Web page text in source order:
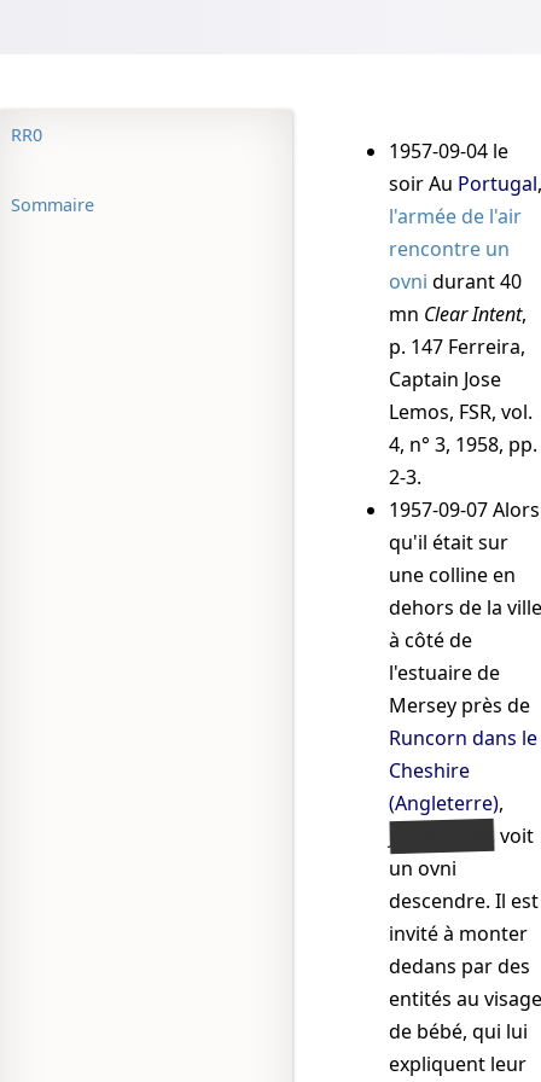
RR0
Sommaire
1957-09-04 le
soirAu Portugal
l'armée de l'air
rencontre un
ovni durant 40
mn Clear Intent,
p. 147 Ferreira,
Captain Jose
Lemos, FSR, vol.
4, n° 3, 1958, pp.
2-3.
1957-09-07Alors
qu'il était sur
une colline en
dehors de la
à côté de
l'estuaire de
Mersey près de
Runcorn dans le
Cheshire
(Angleterre),
James Cookvoit
un ovni
descendre. Il est
invité à monter
dedans par des
entités au
de bébé, qui lui
expliquent leur